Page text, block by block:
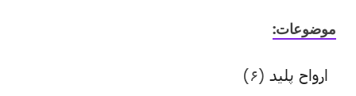
موضوعات:
ارواح پلید (۶)